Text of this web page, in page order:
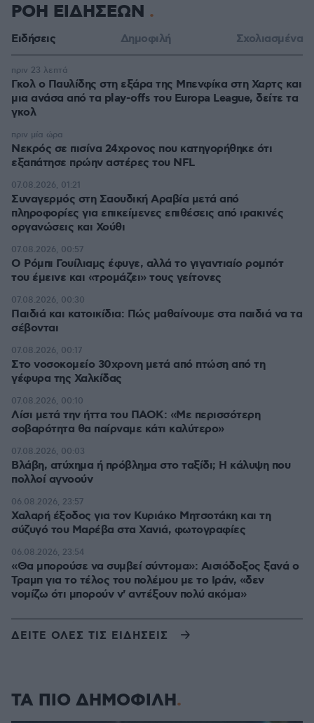
ΡΟΗ ΕΙΔΗΣΕΩΝ
Ειδήσεις Δημοφιλή Σχολιασμένα
Γκολ ο Παυλίδης στη εξάρα της Μπενφίκα στη Χαρτς και
μια ανάσα από τα play-offs του Europa League, δείτε τα
γκολ
πριν 23 λεπτά
Νεκρός σε πισίνα 24χρονος που κατηγορήθηκε ότι
εξαπάτησε πρώην αστέρες του NFL
πριν μία ώρα
Συναγερμός στη Σαουδική Αραβία μετά από
πληροφορίες για επικείμενες επιθέσεις από ιρακινές
οργανώσεις και Χούθι
07.08.2026, 01:21
Ο Ρόμπι Γουίλιαμς έφυγε, αλλά το γιγαντιαίο ρομπότ
του έμεινε και «τρομάζει» τους γείτονες
07.08.2026, 00:57
Παιδιά και κατοικίδια: Πώς μαθαίνουμε στα παιδιά να τα
σέβονται
07.08.2026, 00:30
Στο νοσοκομείο 30χρονη μετά από πτώση από τη
γέφυρα της Χαλκίδας
07.08.2026, 00:17
Λίσι μετά την ήττα του ΠΑΟΚ: «Με περισσότερη
σοβαρότητα θα παίρναμε κάτι καλύτερο»
07.08.2026, 00:10
Βλάβη, ατύχημα ή πρόβλημα στο ταξίδι; Η κάλυψη που
πολλοί αγνοούν
07.08.2026, 00:03
Χαλαρή έξοδος για τον Κυριάκο Μητσοτάκη και τη
σύζυγό του Μαρέβα στα Χανιά, φωτογραφίες
06.08.2026, 23:57
«Θα μπορούσε να συμβεί σύντομα»: Αισιόδοξος ξανά ο
Τραμπ για το τέλος του πολέμου με το Ιράν, «δεν
νομίζω ότι μπορούν ν' αντέξουν πολύ ακόμα»
06.08.2026, 23:54
ΔΕΙΤΕ ΟΛΕΣ ΤΙΣ ΕΙΔΗΣΕΙΣ
ΤΑ ΠΙΟ ΔΗΜΟΦΙΛΗ